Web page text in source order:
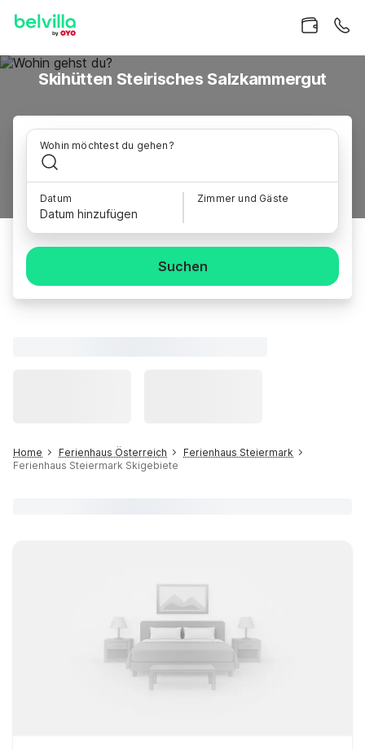
Skihütten Steirisches Salzkammergut
Wohin möchtest du gehen?
Datum
Datum hinzufügen
Zimmer und Gäste
Suchen
Home Ferienhaus Österreich
Ferienhaus Steiermark
Ferienhaus Steiermark Skigebiete